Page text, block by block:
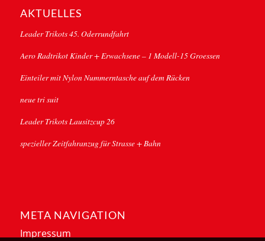
AKTUELLES
Leader Trikots 45. Oderrundfahrt
Aero Radtrikot Kinder + Erwachsene – 1 Modell-15 Groessen
Einteiler mit Nylon Nummerntasche auf dem Rücken
neue tri suit
Leader Trikots Lausitzcup 26
spezieller Zeitfahranzug für Strasse + Bahn
META NAVIGATION
Impressum